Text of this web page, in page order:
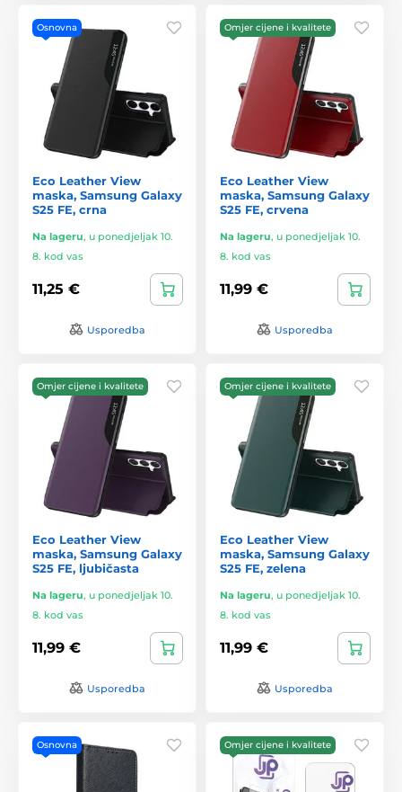
Osnovna
Eco Leather View
maska, Samsung Galaxy
S25 FE, crna
Na lageru, u ponedjeljak 10.
8. kod vas
11,25 €
Usporedba
Omjer cijene i kvalitete
Eco Leather View
maska, Samsung Galaxy
S25 FE, crvena
Na lageru, u ponedjeljak 10.
8. kod vas
11,99 €
Usporedba
Omjer cijene i kvalitete
Eco Leather View
maska, Samsung Galaxy
S25 FE, ljubičasta
Na lageru, u ponedjeljak 10.
8. kod vas
11,99 €
Usporedba
Omjer cijene i kvalitete
Eco Leather View
maska, Samsung Galaxy
S25 FE, zelena
Na lageru, u ponedjeljak 10.
8. kod vas
11,99 €
Usporedba
Osnovna Omjer cijene i kvalitete